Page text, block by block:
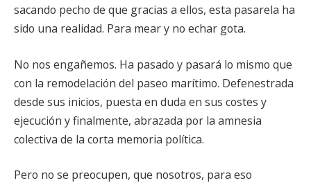
sacando pecho de que gracias a ellos, esta pasarela ha
sido una realidad. Para mear y no echar gota.
No nos engañemos. Ha pasado y pasará lo mismo que
con la remodelación del paseo marítimo. Defenestrada
desde sus inicios, puesta en duda en sus costes y
ejecución y finalmente, abrazada por la amnesia
colectiva de la corta memoria política.
Pero no se preocupen, que nosotros, para eso